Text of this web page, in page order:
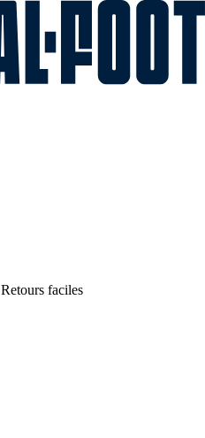
Retours faciles